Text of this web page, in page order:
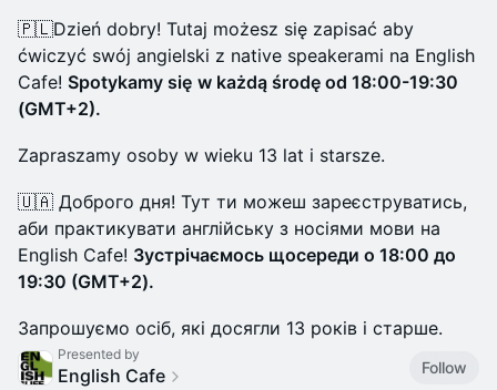
​🇵🇱Dzień dobry! Tutaj możesz się zapisać aby
ćwiczyć swój angielski z native speakerami na English
Cafe! Spotykamy się w każdą środę od 18:00-19:30
(GMT+2).
​Zapraszamy osoby w wieku 13 lat i starsze.
​🇺🇦 Доброго дня! Тут ти можеш зареєструватись,
аби практикувати англійську з носіями мови на
English Cafe! Зустрічаємось щосереди о 18:00 до
19:30 (GMT+2).
​Запрошуємо осіб, які досягли 13 років і старше.
Presented by
English Cafe
Follow